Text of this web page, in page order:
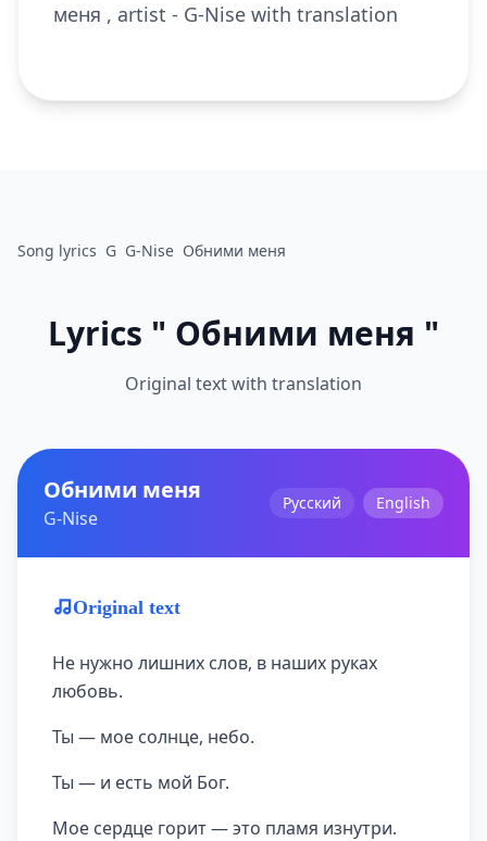
меня , artist - G-Nise with translation
Song lyrics G G-Nise Обними меня
Lyrics " Обними меня "
Original text with translation
Обними меня
G-Nise
Русский English
Original text
Не нужно лишних слов, в наших руках
любовь.
Ты — мое солнце, небо.
Ты — и есть мой Бог.
Мое сердце горит — это пламя изнутри.